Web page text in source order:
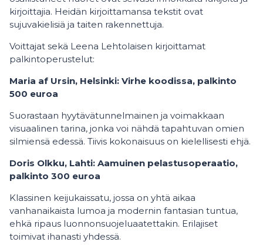
kirjoittajia. Heidän kirjoittamansa tekstit ovat
sujuvakielisiä ja taiten rakennettuja.
Voittajat sekä Leena Lehtolaisen kirjoittamat
palkintoperustelut:
Maria af Ursin, Helsinki: Virhe koodissa, palkinto
500 euroa
Suorastaan hyytävätunnelmainen ja voimakkaan
visuaalinen tarina, jonka voi nähdä tapahtuvan omien
silmiensä edessä. Tiivis kokonaisuus on kielellisesti ehjä.
Doris Olkku, Lahti: Aamuinen pelastusoperaatio,
palkinto 300 euroa
Klassinen keijukaissatu, jossa on yhtä aikaa
vanhanaikaista lumoa ja modernin fantasian tuntua,
ehkä ripaus luonnonsuojeluaatettakin. Erilajiset
toimivat ihanasti yhdessä.